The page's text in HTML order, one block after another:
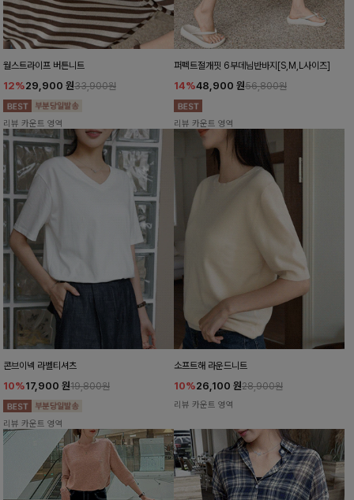
월스트라이프 버튼니트
12%29,900 원33,900원
리뷰 카운트 영역
퍼펙트절개핏 6부데님반바지[S,M,L사이즈]
14%48,900 원56,800원
리뷰 카운트 영역
콘브이넥 라벨티셔츠
10%17,900 원19,800원
리뷰 카운트 영역
소프트해 라운드니트
10%26,100 원28,900원
리뷰 카운트 영역